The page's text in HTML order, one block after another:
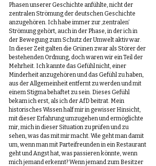
Phasen unserer Geschichte anfühlte, nicht der
zentralen Strömung der deutschen Geschichte
anzugehören. Ich habe immer zur ‚zentralen‘
Strömung gehört, auch in der Phase, in der ich in
der Bewegung zum Schutz der Umwelt aktiv war.
In dieser Zeit galten die Grünen zwar als Störer der
bestehenden Ordnung, doch waren wir ein Teil der
Mehrheit. Ich kannte das Gefühl nicht, einer
Minderheit anzugehören und das Gefühl zu haben,
aus der Allgemeinheit entfernt zu werden und mit
einem Stigma behaftet zu sein. Dieses Gefühl
bekam ich erst, als ich der AfD beitrat. Mein
historisches Wissen half mir in gewisser Hinsicht,
mit dieser Erfahrung umzugehen und ermöglichte
mir, mich in dieser Situation zu prüfen und zu
sehen, was das mit mir macht. Wie geht man damit
um, wenn man mit Parteifreunden in ein Restaurant
geht und Angst hat, was passieren könnte, wenn
mich jemand erkennt? Wenn jemand zum Besitzer